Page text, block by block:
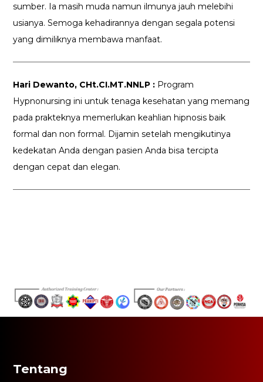
sumber. Ia masih muda namun ilmunya jauh melebihi
usianya. Semoga kehadirannya dengan segala potensi
yang dimiliknya membawa manfaat.
Hari Dewanto, CHt.CI.MT.NNLP : Program
Hypnonursing ini untuk tenaga kesehatan yang memang
pada prakteknya memerlukan keahlian hipnosis baik
formal dan non formal. Dijamin setelah mengikutinya
kedekatan Anda dengan pasien Anda bisa tercipta
dengan cepat dan elegan.
Tentang